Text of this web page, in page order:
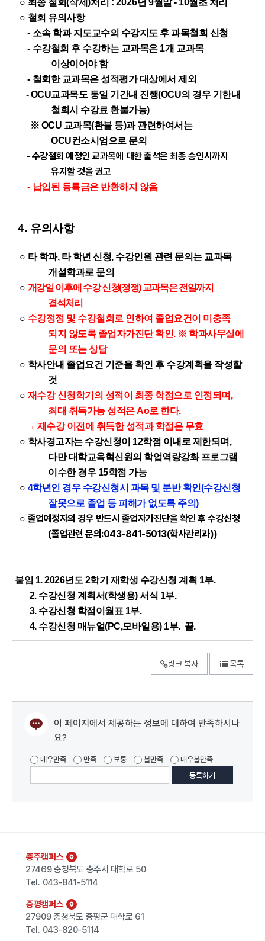
○ 최종 철회(삭제 )처리 : 2026년 9월말 - 10월초 처리
○ 철회 유의사항
- 소속 학과 지도교수의 수강지도 후 과목철회 신청
- 수강철회 후 수강하는 교과목은 1개 교과목
이상이어야 함
- 철회한 교과목은 성적평가 대상에서 제외
- OCU교과목도 동일 기간내 진행(OCU의 경우 기한내
철회시 수강료 환불가능)
※ OCU 교과목(환불 등)과 관련하여서는
OCU컨소시엄으로 문의
- 수강철회 예정인 교과목에 대한출석은 최종 승인시까지
유지할 것을 권고
- 납입된 등록금은 반환하지 않음
4. 유의사항
○ 타 학과, 타 학년 신청, 수강인원 관련 문의는 교과목
개설학과로 문의
○ 개강일 이후에 수강 신청(정정) 교과목은 전일까지
결석처리
○ 수강정정 및 수강철회로 인하여 졸업요건이 미충족
되지 않도록 졸업자가진단 확인. ※ 학과사무실에
문의 또는 상담
○ 학사안내 졸업요건 기준을 확인 후 수강계획을 작성할
것
○ 재수강 신청학기의 성적이 최종 학점으로 인정되며,
최대 취득가능 성적은 Ao로 한다.
→ 재수강 이전에 취득한 성적과 학점은 무효
○ 학사경고자는 수강신청이 12학점 이내로 제한되며,
다만 대학교육혁신원의 학업역량강화 프로그램
이수한 경우 15학점 가능
○ 4학년인 경우 수강신청시 과목 및 분반 확인(수강신청
잘못으로 졸업 등 피해가 없도록 주의)
○ 졸업예정자의 경우 반드시 졸업자가진단을 확인 후 수강신청
(졸업관련 문의:043-841-5013(학사관리과))
붙임 1. 2026년도 2학기 재학생 수강신청 계획 1부.
2. 수강신청 계획서(학생용) 서식 1부.
3. 수강신청 학점이월표 1부.
4. 수강신청 매뉴얼(PC,모바일용) 1부. 끝.
링크 복사 목록
이 페이지에서 제공하는 정보에 대하여 만족하시나
요?
매우만족 만족 보통 불만족 매우불만족
충주캠퍼스
27469 충청북도 충주시 대학로 50
Tel. 043-841-5114
증평캠퍼스
27909 충청북도 증평군 대학로 61
Tel. 043-820-5114